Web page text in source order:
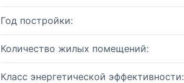
Год постройки:
Количество жилых помещений:
Класс энергетической эффективности: